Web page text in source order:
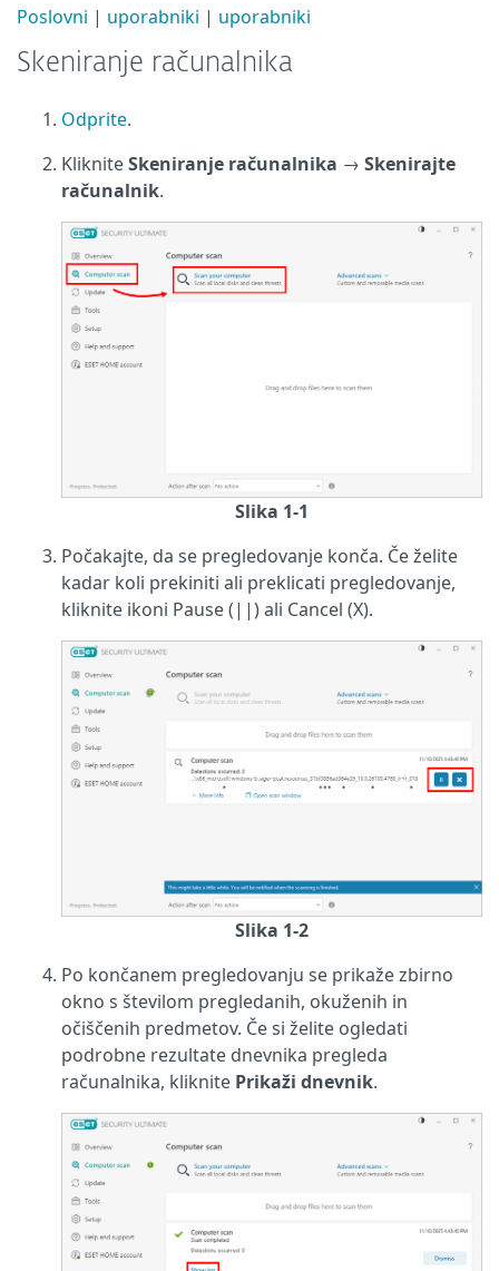
Poslovni | uporabniki | uporabniki
Skeniranje računalnika
Odprite.
KlikniteSkeniranje računalnika → Skenirajte
računalnik.
Slika 1-1
Počakajte, da se pregledovanje konča. Če želite
kadar koli prekiniti ali preklicati pregledovanje,
kliknite ikoni Pause (||) ali Cancel (X).
Slika 1-2
Po končanem pregledovanju se prikaže zbirno
okno s številom pregledanih, okuženih in
očiščenih predmetov. Če si želite ogledati
podrobne rezultate dnevnika pregleda
računalnika, kliknite Prikaži dnevnik.